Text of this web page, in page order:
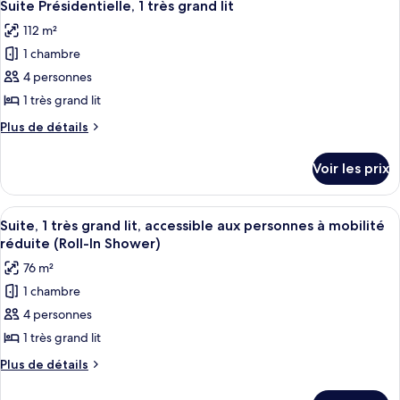
grand
lit
Suite,
très
grand
lit
toutes
les
photos
pour
ce
type
de
Suite
Présidentielle,
1
très
grand
lit
Suite Présidentielle, 1 très grand lit
112 m²
1 chambre
4 personnes
1 très grand lit
Plus de détails
Plus
le
type
de
chambre
Présidentielle,
très
grand
lit
Voir les prix
Afficher
toutes
les
photos
pour
ce
type
de
Une chambre d’hôtel équipée d’un
8
Suite, 1 très grand lit, accessible aux personnes à mobilité
réduite (Roll-In Shower)
76 m²
1 chambre
4 personnes
1 très grand lit
Plus de détails
Plus